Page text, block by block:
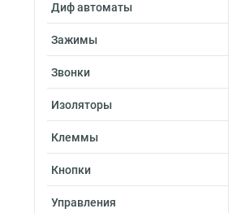
Диф автоматы
Зажимы
Звонки
Изоляторы
Клеммы
Кнопки
Управления